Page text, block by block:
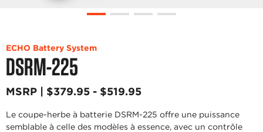
DSRM-225
ECHO Battery System
MSRP | $379.95 - $519.95
Le coupe-herbe à batterie DSRM-225 offre une puissance
semblable à celle des modèles à essence, avec un contrôle